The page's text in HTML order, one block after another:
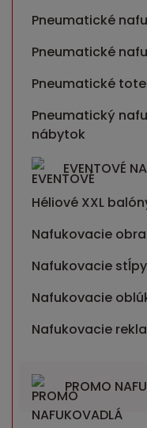
Pneumatické
Pneumatické
Pneumatické
Pneumatický
nábytok
EVENTOVÉ
Héliové XXL
Nafukovacie
Nafukovacie stĺpy
Nafukovacie
Nafukovacie
PROMO